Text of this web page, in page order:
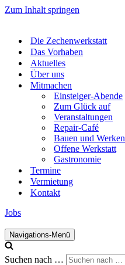
Zum Inhalt springen
Die Zechenwerkstatt
Das Vorhaben
Aktuelles
Über uns
Mitmachen
Einsteiger-Abende
Zum Glück auf
Veranstaltungen
Repair-Café
Bauen und Werken
Offene Werkstatt
Gastronomie
Termine
Vermietung
Kontakt
Jobs
Navigations-Menü
Suchen nach …